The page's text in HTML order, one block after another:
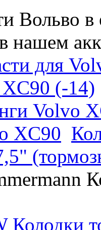
Вольво
нашем
для
(-14)
Volvo
XC90
Колодки